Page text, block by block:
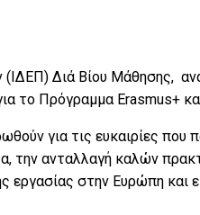
Διά Βίου Μάθησης,
το Πρόγραμμα Erasmus+
για τις ευκαιρίες
την ανταλλαγή καλών
εργασίας στην Ευρώπη και